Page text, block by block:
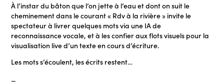
À l’instar du bâton que l’on jette à l’eau et dont on suit le
cheminement dans le courant « Rdv à la rivière » invite le
spectateur à livrer quelques mots via une IA de
reconnaissance vocale, et à les confier aux flots visuels pour la
visualisation live d’un texte en cours d’écriture.
Les mots s’écoulent, les écrits restent…